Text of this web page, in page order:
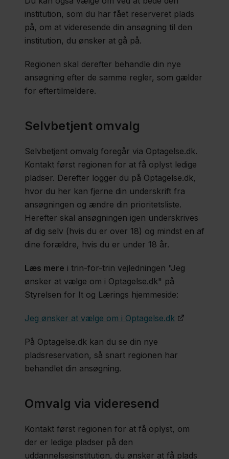
institution, som du har fået reserveret plads
på, om at videresende din ansøgning til den
institution, du ønsker at gå på.
Regionen skal derefter behandle din nye
ansøgning efter de samme regler, som gælder
for eftertilmeldere.
Selvbetjent omvalg
Selvbetjent omvalg foregår via Optagelse.dk.
Kontakt først regionen for at få oplyst ledige
pladser. Derefter logger du på Optagelse.dk,
hvor du her kan fjerne din underskrift fra
ansøgningen og ændre din prioritetsliste.
Herefter skal ansøgningen igen underskrives
af dig selv (hvis du er over 18) og mindst en af
dine forældre, hvis du er under 18 år.
Læs mere i trin-for-trin vejledningen "Jeg
ønsker at vælge om i Optagelse.dk" på
Styrelsen for It og Lærings hjemmeside:
Jeg ønsker at vælge om i Optagelse.dk
På Optagelse.dk kan du se din nye
pladsreservation, så snart regionen har
behandlet din ansøgning.
Omvalg via videresend
Kontakt først regionen for at få oplyst, om
der er ledige pladser på den
uddannelsesinstitution, du ønsker at få plads